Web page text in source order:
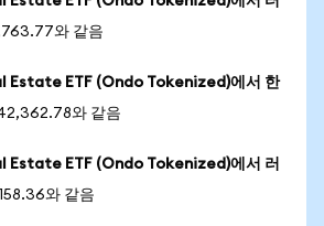
와 같음
Estate ETF (Ondo Tokenized)에서 한
와 같음
Estate ETF (Ondo Tokenized)에서 러
와 같음